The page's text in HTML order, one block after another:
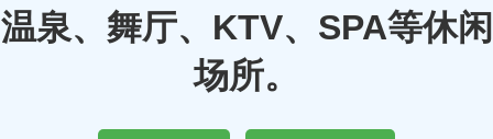
温泉、舞厅、KTV、SPA等休闲
场所。